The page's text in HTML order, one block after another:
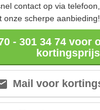
contact op via
onze scherpe aanbieding!
- 301 34 74 voor
kortingsprijs
Mail voor